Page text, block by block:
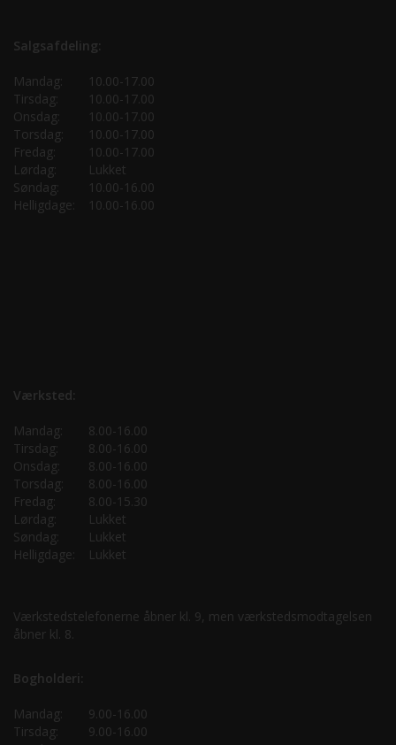
Salgsafdeling:
Mandag:
10.00-17.00
Tirsdag:
10.00-17.00
Onsdag:
10.00-17.00
Torsdag:
10.00-17.00
Fredag:
10.00-17.00
Lørdag:
Lukket
Søndag:
10.00-16.00
Helligdage:
10.00-16.00
Værksted:
Mandag:
8.00-16.00
Tirsdag:
8.00-16.00
Onsdag:
8.00-16.00
Torsdag:
8.00-16.00
Fredag:
8.00-15.30
Lørdag:
Lukket
Søndag:
Lukket
Helligdage:
Lukket
Værkstedstelefonerne åbner kl. 9, men værkstedsmodtagelsen
åbner kl. 8.
Bogholderi:
Mandag:
9.00-16.00
Tirsdag:
9.00-16.00